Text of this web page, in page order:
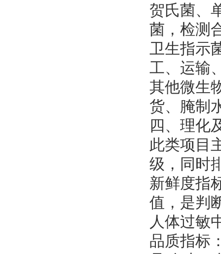
贺氏菌、
菌，检测
卫生指示
工、运输
其他微生
货、腌制
四、理化
此类项目
级，同时
新鲜度指
值，是判
人体过敏
品质指标